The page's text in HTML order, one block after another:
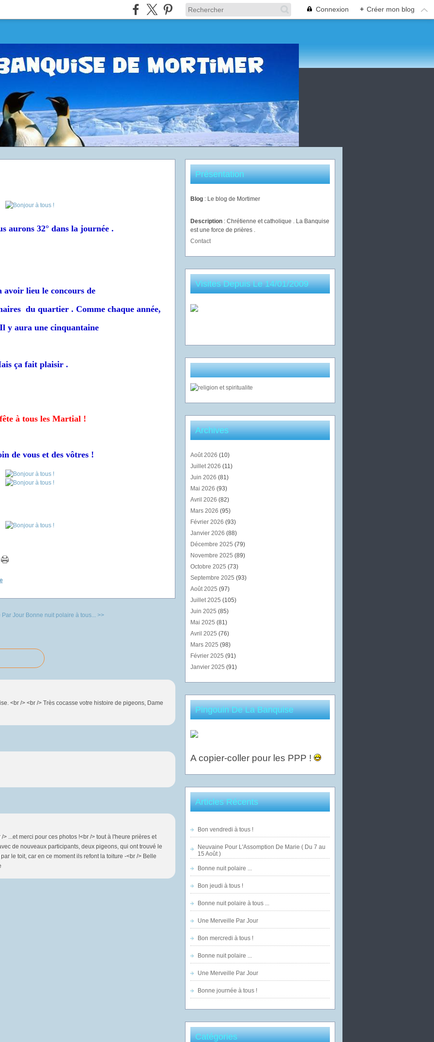
Connexion + Créer mon blog
aurons 32° dans la journée .
lieu le concours de
du quartier . Comme chaque année,
y aura une cinquantaine
ça fait plaisir .
à tous les Martial !
de vous et des vôtres !
Par Jour Bonne nuit polaire à tous... >>
<br /> <br /> Très cocasse votre histoire de pigeons, Dame
...et merci pour ces photos !<br /> tout à l'heure prières et
de nouveaux participants, deux pigeons, qui ont trouvé le
le toit, car en ce moment ils refont la toiture -<br /> Belle
Présentation
Blog : Le blog de Mortimer
Description : Chrétienne et catholique . La Banquise
est une force de prières .
Contact
Visites Depuis Le 14/01/2009
Archives
Août 2026 (10)
Juillet 2026 (11)
Juin 2026 (81)
Mai 2026 (93)
Avril 2026 (82)
Mars 2026 (95)
Février 2026 (93)
Janvier 2026 (88)
Décembre 2025 (79)
Novembre 2025 (89)
Octobre 2025 (73)
Septembre 2025 (93)
Août 2025 (97)
Juillet 2025 (105)
Juin 2025 (85)
Mai 2025 (81)
Avril 2025 (76)
Mars 2025 (98)
Février 2025 (91)
Janvier 2025 (91)
Pingouin De La Banquise
A copier-coller pour les PPP !
Articles Récents
Bon vendredi à tous !
Neuvaine Pour L'Assomption De Marie ( Du 7 au
15 Août )
Bonne nuit polaire ...
Bon jeudi à tous !
Bonne nuit polaire à tous ...
Une Merveille Par Jour
Bon mercredi à tous !
Bonne nuit polaire ...
Une Merveille Par Jour
Bonne journée à tous !
Catégories